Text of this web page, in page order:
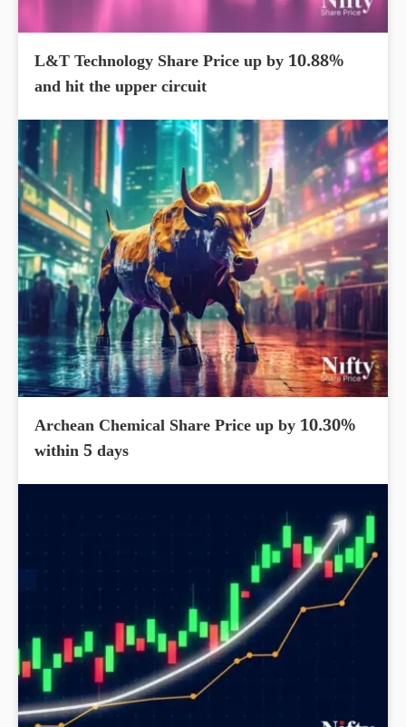
L&T Technology Share Price up by 10.88%
and hit the upper circuit
Archean Chemical Share Price up by 10.30%